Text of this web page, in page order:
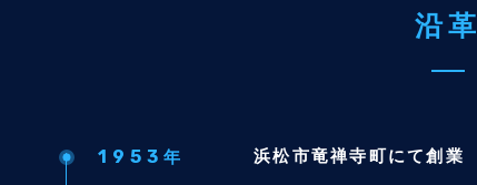
沿革
1953年 浜松市竜禅寺町にて創業